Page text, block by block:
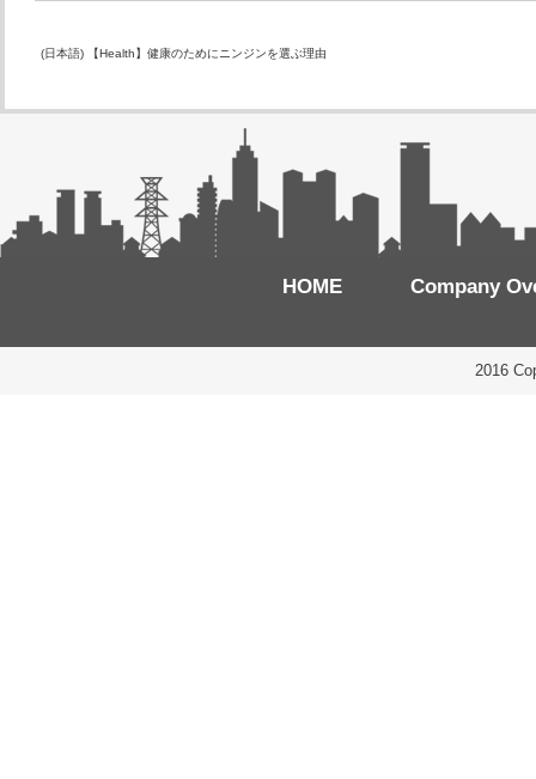
(日本語) 【Health】健康のためにニンジンを選ぶ理由
HOME Company
2016